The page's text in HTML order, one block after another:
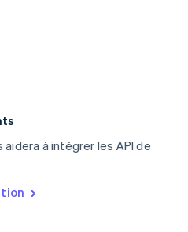
à intégrer les API de